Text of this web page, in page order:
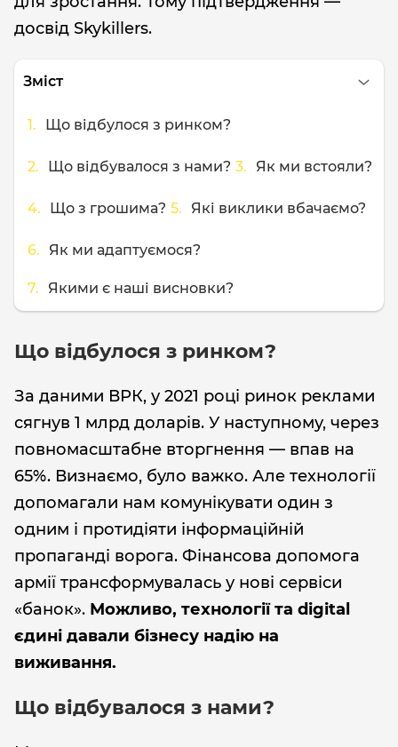
досвід Skykillers.
Зміст
Що відбулося з ринком?
Що відбувалося з нами? Як ми встояли?
Що з грошима? Які виклики вбачаємо?
Як ми адаптуємося?
Якими є наші висновки?
Що відбулося з ринком?
За даними ВРК, у 2021 році ринок реклами
сягнув 1 млрд доларів. У наступному, через
повномасштабне вторгнення — впав на
65%. Визнаємо, було важко. Але технології
допомагали нам комунікувати один з
одним і протидіяти інформаційній
пропаганді ворога. Фінансова допомога
армії трансформувалась у нові сервіси
«банок». Можливо, технології та digital
єдині давали бізнесу надію на
виживання.
Що відбувалося з нами?